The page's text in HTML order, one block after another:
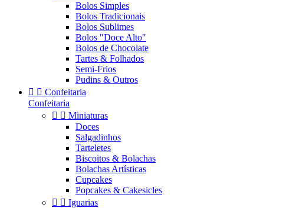
Bolos Simples
Bolos Tradicionais
Bolos Sublimes
Bolos "Doce Alto"
Bolos de Chocolate
Tartes & Folhados
Semi-Frios
Pudins & Outros
  Confeitaria
Confeitaria
  Miniaturas
Doces
Salgadinhos
Tarteletes
Biscoitos & Bolachas
Bolachas Artísticas
Cupcakes
Popcakes & Cakesicles
  Iguarias